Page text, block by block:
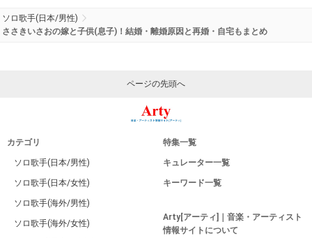
ソロ歌手(日本/男性)
ささきいさおの嫁と子供(息子)！結婚・離婚原因と再婚・自宅もまとめ
ページの先頭へ
カテゴリ
ソロ歌手(日本/男性)
ソロ歌手(日本/女性)
ソロ歌手(海外/男性)
ソロ歌手(海外/女性)
特集一覧
キュレーター一覧
キーワード一覧
Arty[アーティ]｜音楽・アーティスト
情報サイトについて